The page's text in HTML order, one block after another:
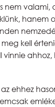
nem valami,
hanem
kell
ahhoz,
ehhez